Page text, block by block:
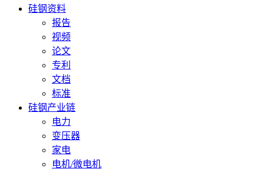
硅钢资料
报告
视频
论文
专利
文档
标准
硅钢产业链
电力
变压器
家电
电机/微电机